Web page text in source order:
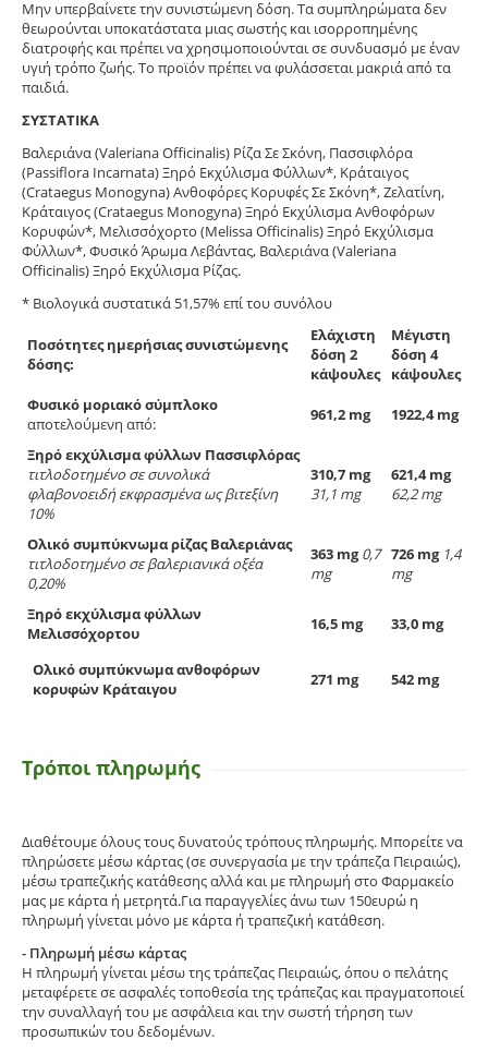
Μην υπερβαίνετε την συνιστώμενη δόση. Τα συμπληρώματα δεν
θεωρούνται υποκατάστατα μιας σωστής και ισορροπημένης
διατροφής και πρέπει να χρησιμοποιούνται σε συνδυασμό με έναν
υγιή τρόπο ζωής. Το προϊόν πρέπει να φυλάσσεται μακριά από τα
παιδιά.
ΣΥΣΤΑΤΙΚΑ
Βαλεριάνα (Valeriana Officinalis) Ρίζα Σε Σκόνη, Πασσιφλόρα
(Passiflora Incarnata) Ξηρό Εκχύλισμα Φύλλων*, Κράταιγος
(Crataegus Monogyna) Ανθοφόρες Κορυφές Σε Σκόνη*, Ζελατίνη,
Κράταιγος (Crataegus Monogyna) Ξηρό Εκχύλισμα Ανθοφόρων
Κορυφών*, Μελισσόχορτο (Melissa Officinalis) Ξηρό Εκχύλισμα
Φύλλων*, Φυσικό Άρωμα Λεβάντας, Βαλεριάνα (Valeriana
Officinalis) Ξηρό Εκχύλισμα Ρίζας.
* Βιολογικά συστατικά 51,57% επί του συνόλου
Ποσότητες ημερήσιας συνιστώμενης
δόσης:
Ελάχιστη
δόση 2
κάψουλες
Μέγιστη
δόση 4
κάψουλες
Φυσικό μοριακό σύμπλοκο
αποτελούμενη από:
961,2 mg 1922,4 mg
Ξηρό εκχύλισμα φύλλων Πασσιφλόρας
τιτλοδοτημένο σε συνολικά
φλαβονοειδή εκφρασμένα ως βιτεξίνη
10%
310,7 mg
31,1 mg
621,4 mg
62,2 mg
Ολικό συμπύκνωμα ρίζας Βαλεριάνας
τιτλοδοτημένο σε βαλεριανικά οξέα
0,20%
363 mg 0,7
mg
726 mg 1,4
mg
Ξηρό εκχύλισμα φύλλων
Μελισσόχορτου
16,5 mg 33,0 mg
Ολικό συμπύκνωμα ανθοφόρων
κορυφών Κράταιγου
271 mg 542 mg
Τρόποι πληρωμής
Διαθέτουμε όλους τους δυνατούς τρόπους πληρωμής. Μπορείτε να
πληρώσετε μέσω κάρτας (σε συνεργασία με την τράπεζα Πειραιώς),
μέσω τραπεζικής κατάθεσης αλλά και με πληρωμή στο Φαρμακείο
μας με κάρτα ή μετρητά.Για παραγγελίες άνω των 150ευρώ η
πληρωμή γίνεται μόνο με κάρτα ή τραπεζική κατάθεση.
- Πληρωμή μέσω κάρτας
Η πληρωμή γίνεται μέσω της τράπεζας Πειραιώς, όπου ο πελάτης
μεταφέρετε σε ασφαλές τοποθεσία της τράπεζας και πραγματοποιεί
την συναλλαγή του με ασφάλεια και την σωστή τήρηση των
προσωπικών του δεδομένων.